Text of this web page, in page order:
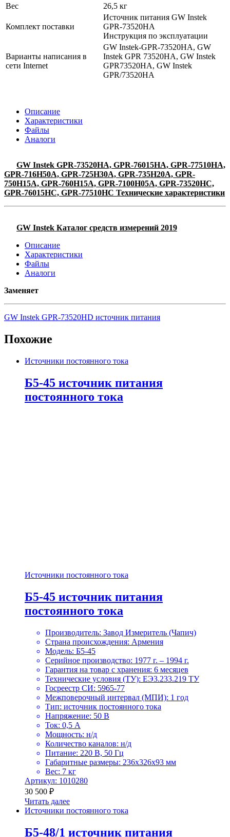
Вес
26,5 кг
Комплект поставки
Источник питания GW Instek
GPR-73520HA
Инструкция по эксплуатации
Варианты написания в
сети Internet
GW Instek-GPR-73520HA, GW
Instek GPR 73520HA, GW Instek
GPR73520HA, GW Instek
GPR/73520HA
Описание
Характеристики
Файлы
Аналоги
GW Instek GPR-73520HA, GPR-76015HA, GPR-77510HA,
GPR-716H50A, GPR-725H30A, GPR-735H20A, GPR-
750H15A, GPR-760H15A, GPR-7100H05A, GPR-73520HC,
GPR-76015HC, GPR-77510HC Технические характеристики
GW Instek Каталог средств измерений 2019
Описание
Характеристики
Файлы
Аналоги
Заменяет
GW Instek GPR-73520HD источник питания
Похожие
Источники постоянного тока
Б5-45 источник питания
постоянного тока
Источники постоянного тока
Б5-45 источник питания
постоянного тока
Производитель: Завод Измеритель (Чапич)
Страна происхождения: Армения
Модель: Б5-45
Серийное производство: 1977 г. – 1994 г.
Гарантия на товар с хранения: 6 месяцев
Технические условия (ТУ): ЕЭ3.233.219 ТУ
Госреестр СИ: 5965-77
Межповерочный интервал (МПИ): 1 год
Тип: источник постоянного тока
Напряжение: 50 В
Ток: 0,5 А
Мощность: н/д
Количество каналов: н/д
Питание: 220 В, 50 Гц
Габаритные размеры: 236x326x93 мм
Вес: 7 кг
Артикул: 1010280
30 500 ₽
Читать далее
Источники постоянного тока
Б5-48/1 источник питания